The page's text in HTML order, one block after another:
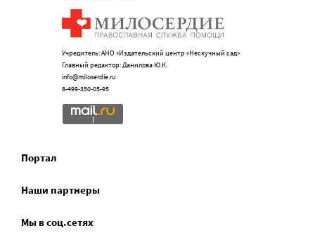
Учредитель: АНО «Издательский центр «Нескучный сад»
Главный редактор: Данилова Ю.К.
info@miloserdie.ru
8-499-350-05-95
Портал
Наши партнеры
Мы в соц.сетях